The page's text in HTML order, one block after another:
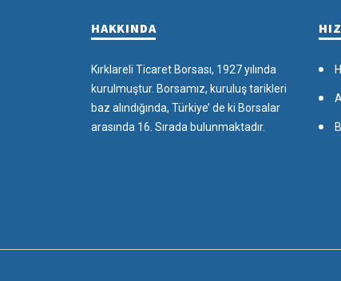
HAKKINDA
Kırklareli Ticaret Borsası, 1927 yılında
kurulmuştur. Borsamız, kuruluş tarikleri
baz alındığında, Türkiye’ de ki Borsalar
arasında 16. Sırada bulunmaktadır.